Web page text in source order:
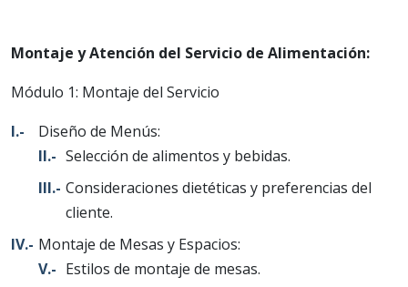
Montaje y Atención del Servicio de Alimentación:
Módulo 1: Montaje del Servicio
Diseño de Menús:
Selección de alimentos y bebidas.
Consideraciones dietéticas y preferencias del
cliente.
Montaje de Mesas y Espacios:
Estilos de montaje de mesas.